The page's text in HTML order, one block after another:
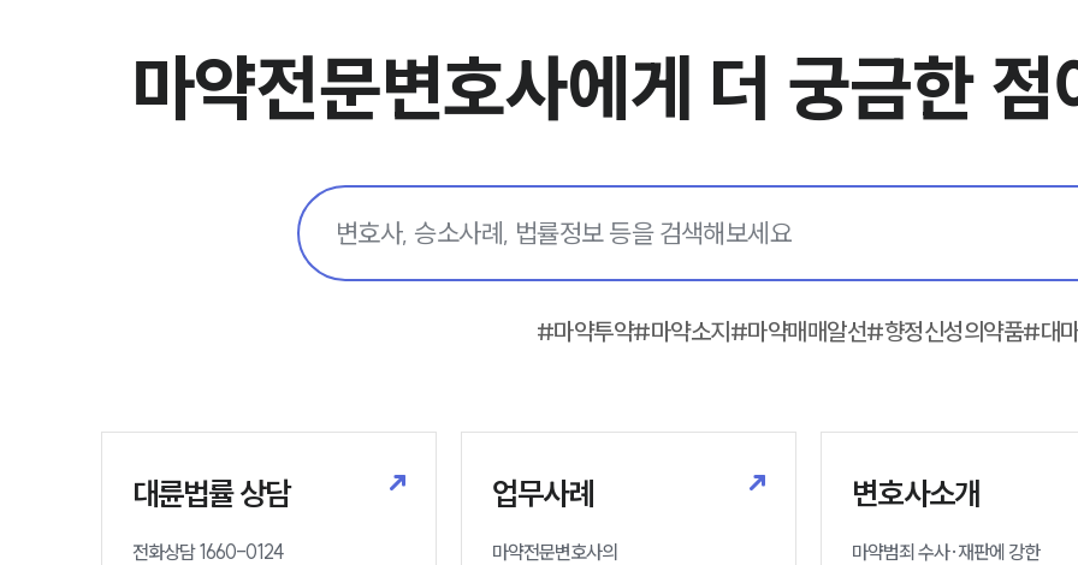
마약전문변호사에게 더 궁금한
#마약투약#마약소지#마약매매알선#향정신성의약품#대
대륜법률 상담
전화상담 1660-0124
업무사례
마약전문변호사의
변호사소개
마약범죄 수사·재판에 강한